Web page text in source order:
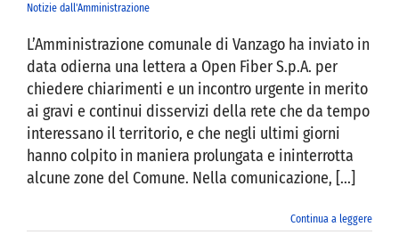
Notizie dall'Amministrazione
L’Amministrazione comunale di Vanzago ha inviato in
data odierna una lettera a Open Fiber S.p.A. per
chiedere chiarimenti e un incontro urgente in merito
ai gravi e continui disservizi della rete che da tempo
interessano il territorio, e che negli ultimi giorni
hanno colpito in maniera prolungata e ininterrotta
alcune zone del Comune. Nella comunicazione, [...]
Continua a leggere